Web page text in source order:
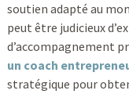
soutien adapté au
peut être judicieux
d’accompagnement
un coach
stratégique pour